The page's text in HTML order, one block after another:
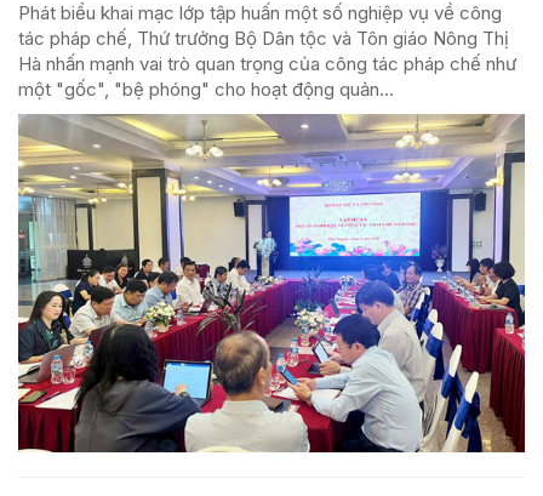
Phát biểu khai mạc lớp tập huấn một số nghiệp vụ về công
tác pháp chế, Thứ trưởng Bộ Dân tộc và Tôn giáo Nông Thị
Hà nhấn mạnh vai trò quan trọng của công tác pháp chế như
một "gốc", "bệ phóng" cho hoạt động quản...